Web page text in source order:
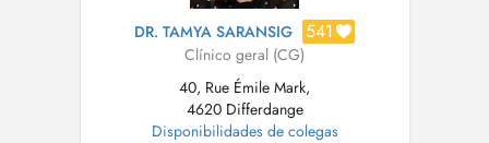
DR. TAMYA SARANSIG 541
Clínico geral (CG)
40, Rue Émile Mark,
4620 Differdange
Disponibilidades de colegas